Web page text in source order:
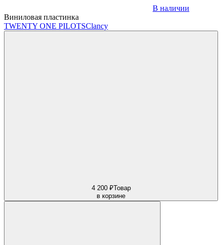
В наличии
Виниловая пластинка
TWENTY ONE PILOTSClancy
4 200 ₽Товар
в корзине